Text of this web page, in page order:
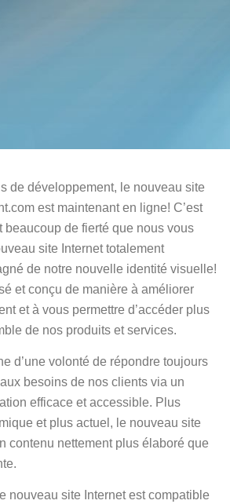
de développement, le nouveau site
est maintenant en ligne! C’est
beaucoup de fierté que nous vous
site Internet totalement
de notre nouvelle identité visuelle!
et conçu de manière à améliorer
et à vous permettre d’accéder plus
de nos produits et services.
d’une volonté de répondre toujours
besoins de nos clients via un
efficace et accessible. Plus
et plus actuel, le nouveau site
contenu nettement plus élaboré que
nouveau site Internet est compatible